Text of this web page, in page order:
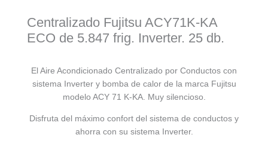
Centralizado Fujitsu ACY71K-KA
ECO de 5.847 frig. Inverter. 25 db.
El Aire Acondicionado Centralizado por Conductos con
sistema Inverter y bomba de calor de la marca Fujitsu
modelo ACY 71 K-KA. Muy silencioso.
Disfruta del máximo confort del sistema de conductos y
ahorra con su sistema Inverter.